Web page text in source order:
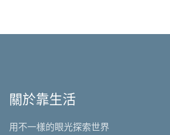
關於靠生活
用不一樣的眼光探索世界